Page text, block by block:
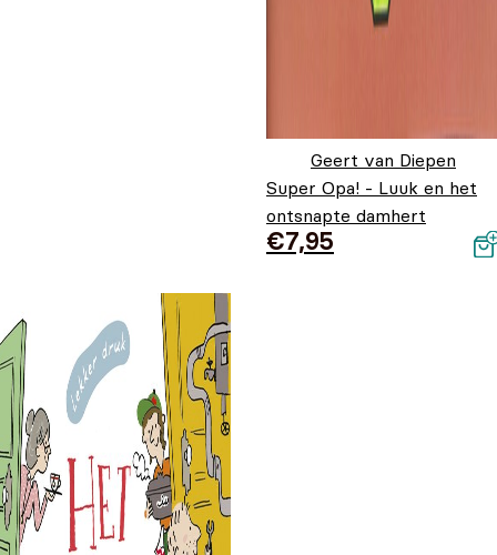
Geert van Diepen
Super Opa! - Luuk en het
ontsnapte damhert
€7,95